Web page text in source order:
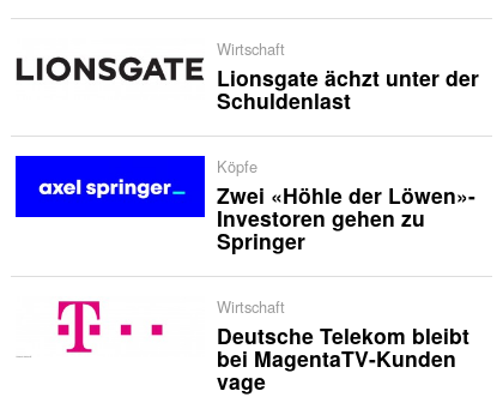
Wirtschaft
Lionsgate ächzt unter der
Schuldenlast
Köpfe
Zwei «Höhle der Löwen»-
Investoren gehen zu
Springer
Wirtschaft
Deutsche Telekom bleibt
bei MagentaTV-Kunden
vage